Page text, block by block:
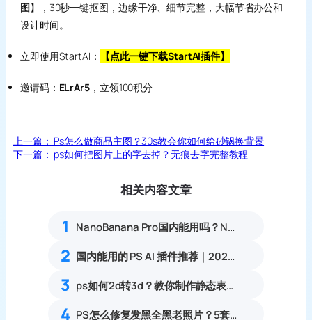
图】，30秒一键抠图，边缘干净、细节完整，大幅节省办公和
设计时间。
立即使用StartAI： 【点此一键下载StartAI插件】
邀请码： ELrAr5，立领100积分
上一篇： Ps怎么做商品主图？30s教会你如何给砂锅换背景
下一篇： ps如何把图片上的字去掉？无痕去字完整教程
相关内容文章
1 NanoBanana Pro国内能用吗？Nano banana使用教程
2 国内能用的 PS AI 插件推荐｜2026 4款AI插件最新实测
3 ps如何2d转3d？教你制作静态表情包，banana一键生成
4 PS怎么修复发黑全黑老照片？5套暗部找回细节旧照修复实操教程